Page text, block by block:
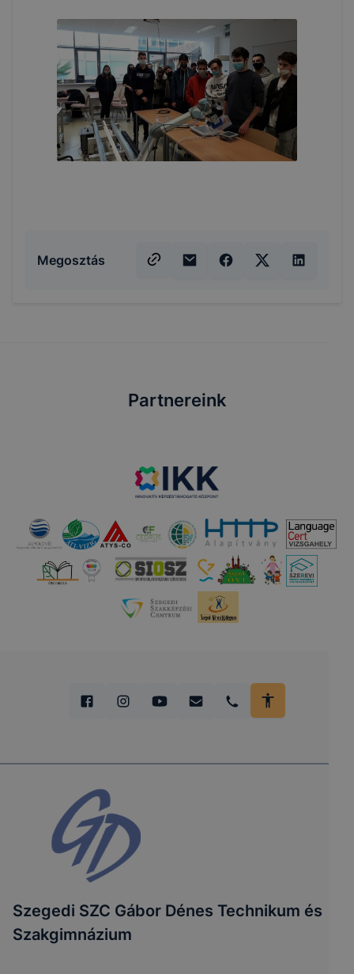
Megosztás
Partnereink
Szegedi SZC Gábor Dénes Technikum és
Szakgimnázium